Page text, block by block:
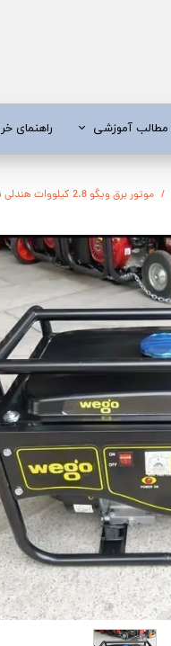
مطالب آموزشی
تیلر
شناور چاه عمیق
اره زنجیری
کفکش و لجن کش
پمپ آب خانگی
ابزار و قطعات
کارواش
موتور تک
موتور پمپ
سمپاش
علتفراش
اینورتر جوش
راهنمای
موتور برق ویگو 2.8 کیلووات هندلی بنزینی WG4200